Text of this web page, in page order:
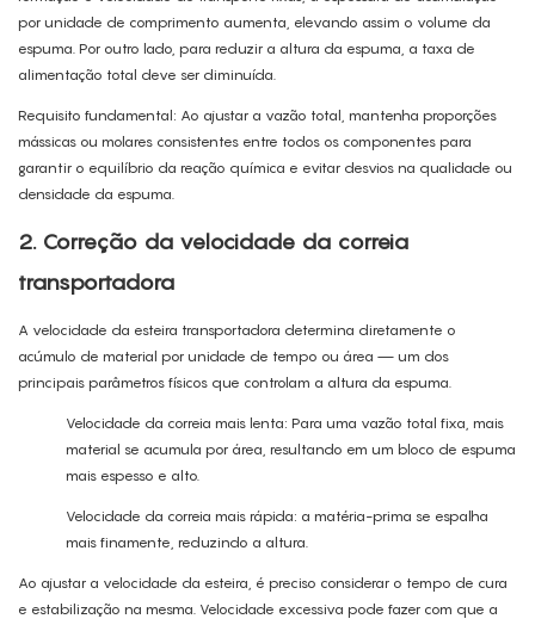
por unidade de comprimento aumenta, elevando assim o volume da
espuma. Por outro lado, para reduzir a altura da espuma, a taxa de
alimentação total deve ser diminuída.
Requisito fundamental: Ao ajustar a vazão total, mantenha proporções
mássicas ou molares consistentes entre todos os componentes para
garantir o equilíbrio da reação química e evitar desvios na qualidade ou
densidade da espuma.
2. Correção da velocidade da correia
transportadora
A velocidade da esteira transportadora determina diretamente o
acúmulo de material por unidade de tempo ou área — um dos
principais parâmetros físicos que controlam a altura da espuma.
Velocidade da correia mais lenta: Para uma vazão total fixa, mais
material se acumula por área, resultando em um bloco de espuma
mais espesso e alto.
Velocidade da correia mais rápida: a matéria-prima se espalha
mais finamente, reduzindo a altura.
Ao ajustar a velocidade da esteira, é preciso considerar o tempo de cura
e estabilização na mesma. Velocidade excessiva pode fazer com que a